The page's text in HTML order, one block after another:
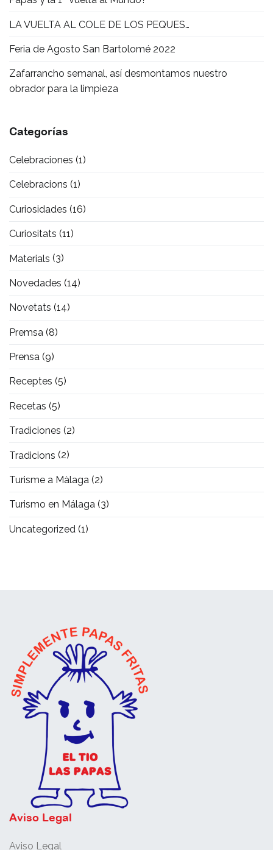
LA VUELTA AL COLE DE LOS PEQUES…
Feria de Agosto San Bartolomé 2022
Zafarrancho semanal, así desmontamos nuestro
obrador para la limpieza
Categorías
Celebraciones (1)
Celebracions (1)
Curiosidades (16)
Curiositats (11)
Materials (3)
Novedades (14)
Novetats (14)
Premsa (8)
Prensa (9)
Receptes (5)
Recetas (5)
Tradiciones (2)
Tradicions (2)
Turisme a Màlaga (2)
Turismo en Málaga (3)
Uncategorized (1)
Aviso Legal
Aviso Legal